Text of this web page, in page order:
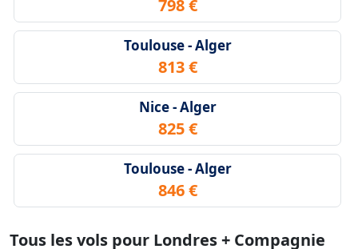
798 €
Toulouse - Alger
813 €
Nice - Alger
825 €
Toulouse - Alger
846 €
Tous les vols pour Londres + Compagnie